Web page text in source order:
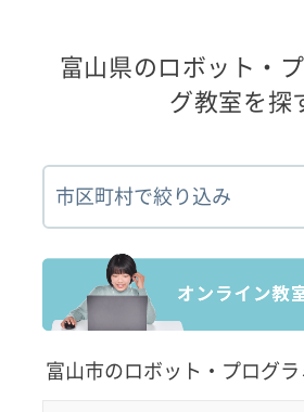
富山県のロボット・
グ教室を探
市区町村で絞り込み
富山市のロボット・プログ